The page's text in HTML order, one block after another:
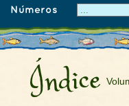
Números
Índice